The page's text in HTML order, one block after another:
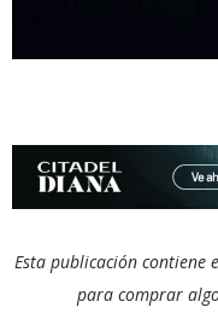
Esta publicación contiene
para comprar